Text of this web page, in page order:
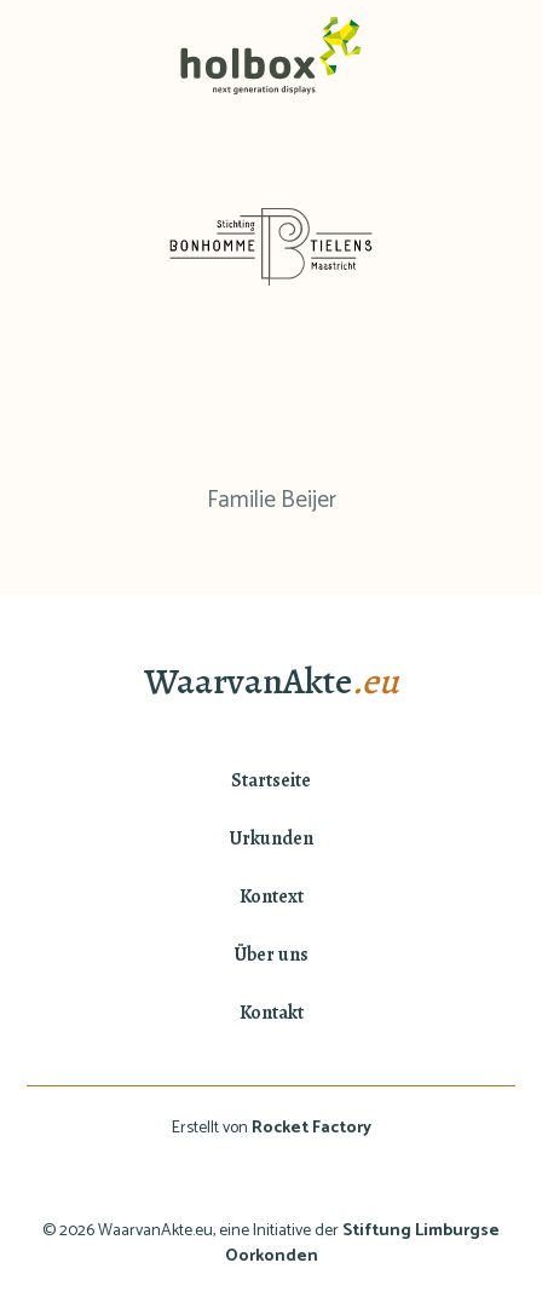
Familie Beijer
WaarvanAkte.eu
Startseite
Urkunden
Kontext
Über uns
Kontakt
© 2026 WaarvanAkte.eu, eine Initiative derStiftung Limburgse
Oorkonden
Erstellt von Rocket Factory